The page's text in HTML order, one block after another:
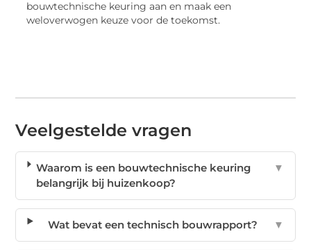
bouwtechnische keuring aan en maak een
weloverwogen keuze voor de toekomst.
Veelgestelde vragen
Waarom is een bouwtechnische keuring
belangrijk bij huizenkoop?
▼
Wat bevat een technisch bouwrapport? ▼